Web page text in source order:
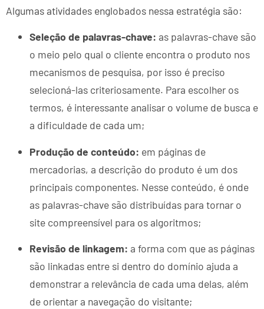
Algumas atividades englobados nessa estratégia são:
Seleção de palavras-chave: as palavras-chave são
o meio pelo qual o cliente encontra o produto nos
mecanismos de pesquisa, por isso é preciso
selecioná-las criteriosamente. Para escolher os
termos, é interessante analisar o volume de busca e
a dificuldade de cada um;
Produção de conteúdo: em páginas de
mercadorias, a descrição do produto é um dos
principais componentes. Nesse conteúdo, é onde
as palavras-chave são distribuídas para tornar o
site compreensível para os algoritmos;
Revisão de linkagem: a forma com que as páginas
são linkadas entre si dentro do domínio ajuda a
demonstrar a relevância de cada uma delas, além
de orientar a navegação do visitante;